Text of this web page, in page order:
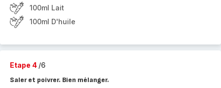
100ml Lait
100ml D'huile
Etape 4 /6
Saler et poivrer. Bien mélanger.